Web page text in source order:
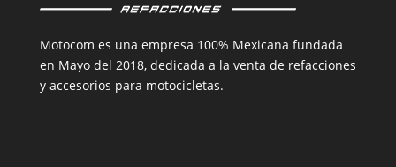
Motocom es una empresa 100% Mexicana fundada
en Mayo del 2018, dedicada a la venta de refacciones
y accesorios para motocicletas.